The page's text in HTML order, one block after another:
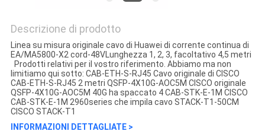
Descrizione di prodotto
Linea su misura originale cavo di Huawei di corrente continua di
EA/MA5800-X2 cord-48VLunghezza 1, 2, 3, facoltativo 4,5 metri
Prodotti relativi per il vostro riferimento. Abbiamo ma non
limitiamo qui sotto: CAB-ETH-S-RJ45 Cavo originale di CISCO
CAB-ETH-S-RJ45 2 metri QSFP-4X10G-AOC5M CISCO originale
QSFP-4X10G-AOC5M 40G ha spaccato 4 CAB-STK-E-1M CISCO
CAB-STK-E-1M 2960series che impila cavo STACK-T1-50CM
CISCO STACK-T1
INFORMAZIONI DETTAGLIATE >